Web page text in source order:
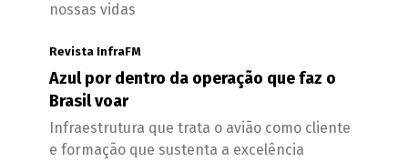
nossas vidas
Revista InfraFM
Azul por dentro da operação que faz o
Brasil voar
Infraestrutura que trata o avião como cliente
e formação que sustenta a excelência